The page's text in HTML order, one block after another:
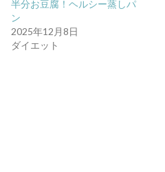
半分お豆腐！ヘルシー蒸しパ
ン
2025年12月8日
ダイエット